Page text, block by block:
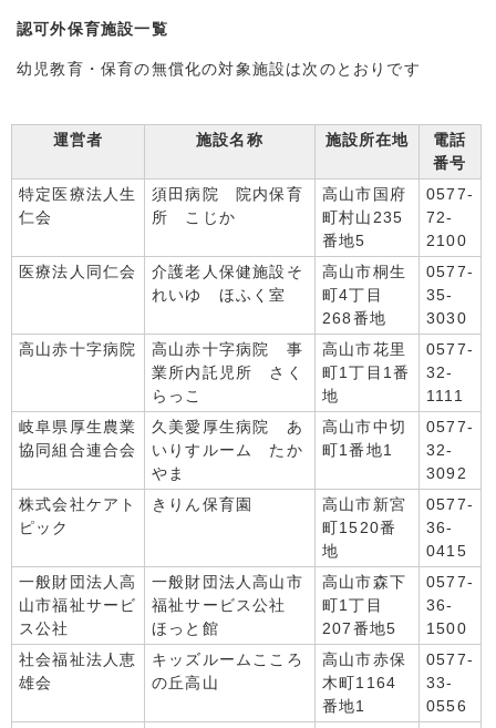
認可外保育施設一覧
幼児教育・保育の無償化の対象施設は次のとおりです
運営者 施設名称 施設所在地
電話
番号
特定医療法人生
仁会
須田病院 院内保育
所 こじか
高山市国府
町村山235
番地5
0577-
72-
2100
医療法人同仁会
介護老人保健施設そ
れいゆ ほふく室
高山市桐生
町4丁目
268番地
0577-
35-
3030
高山赤十字病院
高山赤十字病院 事
業所内託児所 さく
らっこ
高山市花里
町1丁目1番
地
0577-
32-
1111
岐阜県厚生農業
協同組合連合会
久美愛厚生病院 あ
いりすルーム たか
やま
高山市中切
町1番地1
0577-
32-
3092
株式会社ケアト
ピック
きりん保育園
高山市新宮
町1520番
地
0577-
36-
0415
一般財団法人高
山市福祉サービ
ス公社
一般財団法人高山市
福祉サービス公社
ほっと館
高山市森下
町1丁目
207番地5
0577-
36-
1500
社会福祉法人恵
雄会
キッズルームこころ
の丘高山
高山市赤保
木町1164
番地1
0577-
33-
0556